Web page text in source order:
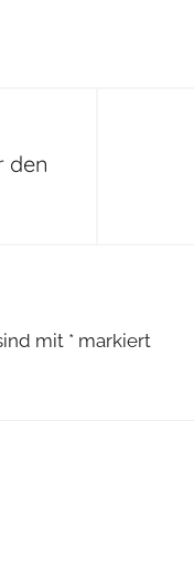
den
mit * markiert